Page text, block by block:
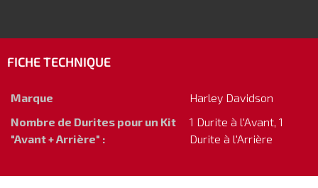
FICHE TECHNIQUE
Marque
Harley Davidson
Nombre de Durites pour un Kit
"Avant + Arrière" :
1 Durite à l'Avant, 1
Durite à l'Arrière